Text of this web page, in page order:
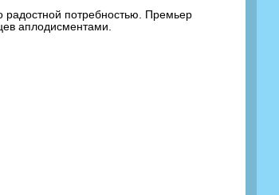
радостной потребностью. Премьер
аплодисментами.